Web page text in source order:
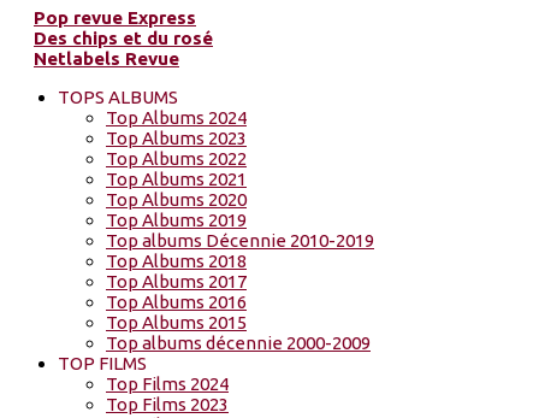
Pop revue Express
Des chips et du rosé
Netlabels Revue
TOPS ALBUMS
Top Albums 2024
Top Albums 2023
Top Albums 2022
Top Albums 2021
Top Albums 2020
Top Albums 2019
Top albums Décennie 2010-2019
Top Albums 2018
Top Albums 2017
Top Albums 2016
Top Albums 2015
Top albums décennie 2000-2009
TOP FILMS
Top Films 2024
Top Films 2023